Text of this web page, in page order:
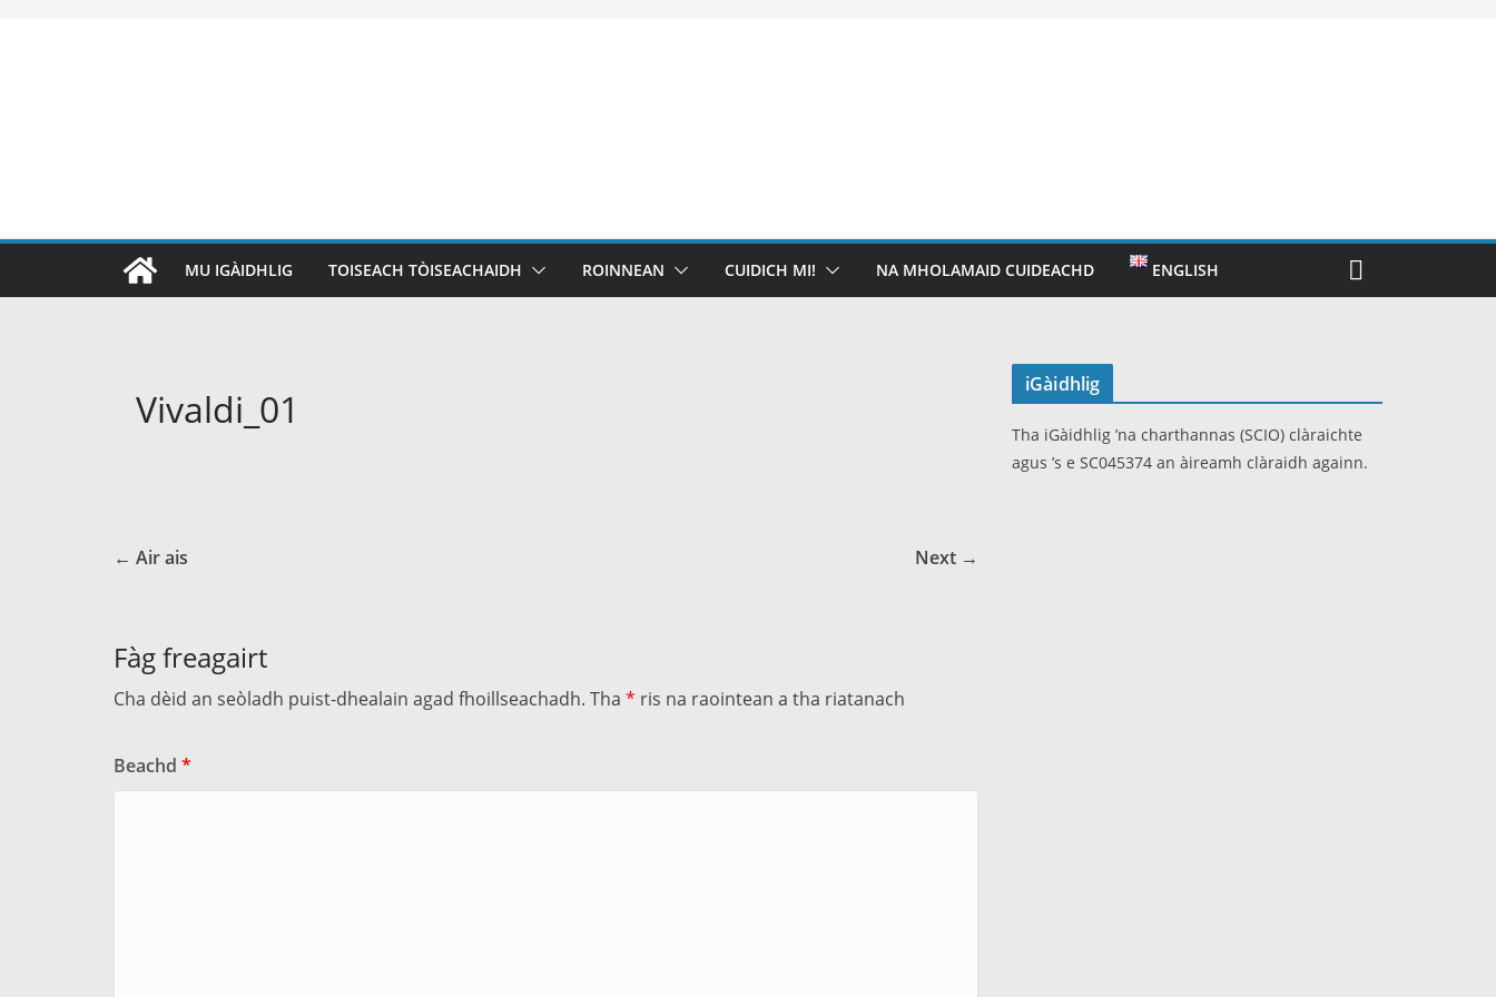
MU IGÀIDHLIG TOISEACH TÒISEACHAIDH ROINNEAN CUIDICH MI! NA MHOLAMAID CUIDEACHD ENGLISH
Vivaldi_01
← Air ais Next →
Fàg freagairt
Cha dèid an seòladh puist-dhealain agad fhoillseachadh. Tha * ris na raointean a tha riatanach
Beachd *
iGàidhlig
Tha iGàidhlig ’na charthannas (SCIO) clàraichte
agus ’s e SC045374 an àireamh clàraidh againn.